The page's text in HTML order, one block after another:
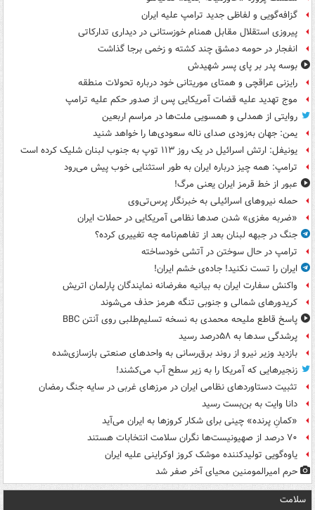
گزافه‌گویی و لفاظی جدید ترامپ علیه ایران
پیروزی استقلال مقابل همنام خوزستانی در دیداری تدارکاتی
انفجار در حومه دمشق چند کشته و زخمی برجا گذاشت
بوسه‌ پدر بر پای پسر شهیدش
رایزنی عراقچی و همتای موریتانی خود درباره تحولات منطقه
موج تهدید علیه قضات آمریکایی پس از صدور حکم علیه ترامپ
روایتی از همدلی و همسویی ملت‌ها در مراسم اربعین
یمن: جهان به‌زودی صدای ناله سعودی‌ها را خواهد شنید
یونیفل: ارتش اسرائیل در یک روز ۱۱۳ توپ به جنوب لبنان شلیک کرده است
ترامپ: همه چیز درباره ایران به طور استثنایی خوب پیش می‌رود
عبور از خط قرمز ایران یعنی مرگ!
حمله نیروهای اسرائیلی به خبرنگار پرس‌تی‌وی
«ضربه مغزی» شدن صدها نظامی آمریکایی در حملات ایران
جنگ در جبهه لبنان بعد از تفاهم‌نامه چه تغییری کرده؟
ترامپ در حال سوختن در آتشی خودساخته
ایران را تست نکنید! جاده‌ی خشم ایران!
واکنش سفارت ایران به بیانیه مغرضانه نمایندگان پارلمان اتریش
کریدورهای شمالی و جنوبی تنگه هرمز حذف می‌شوند
پاسخ قاطع ملیحه محمدی به نسخه تسلیم‌طلبی روی آنتن BBC
پرشدگی سدها به ۵۸درصد رسید
بازدید وزیر نیرو از روند برق‌رسانی به واحدهای صنعتی بازسازی‌شده
زنجیرهایی که آمریکا را به زیر سطح آب می‌کشند!
تثبیت دستاوردهای نظامی ایران در مرزهای غربی در سایه جنگ رمضان
دانا وایت به بن‌بست رسید
«کمانِ پرنده» چینی برای شکار کروزها به ایران می‌آید
۷۰ درصد از صهیونیست‌ها نگران سلامت انتخابات هستند
یاوه‌گویی تولیدکننده موشک کروز اوکراینی علیه ایران
حرم امیرالمومنین محیای آخر صفر شد
سلامت